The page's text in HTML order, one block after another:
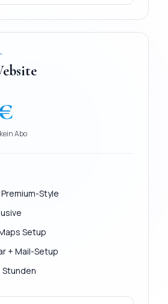
Abo
Style
Setup
+ Mail-Setup
Stunden